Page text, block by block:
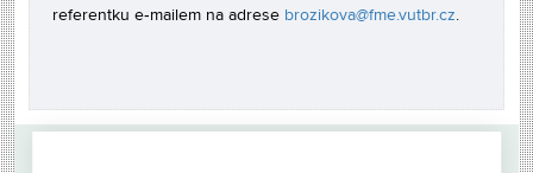
referentku e‑mailem na adrese brozikova@fme.vutbr.cz